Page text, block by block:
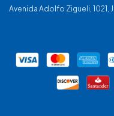
Avenida Adolfo Zigueli, 1021,